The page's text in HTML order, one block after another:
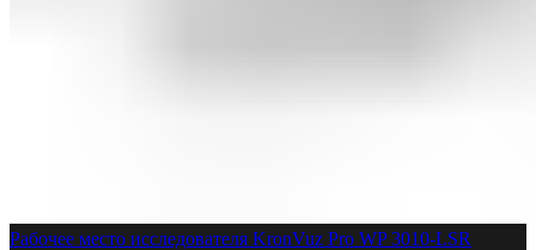
Рабочее место исследователя KronVuz Pro WP 3010-LSR